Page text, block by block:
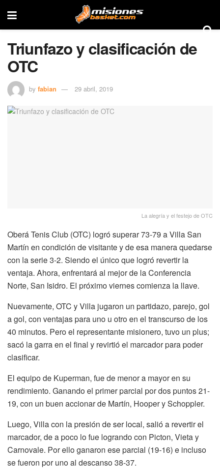
Triunfazo y clasificación de
OTC
by fabian 29 abril, 2019
La alegría y el festejo de OTC
Oberá Tenis Club (OTC) logró superar 73-79 a Villa San
Martín en condición de visitante y de esa manera quedarse
con la serie 3-2. Siendo el único que logró revertir la
ventaja. Ahora, enfrentará al mejor de la Conferencia
Norte, San Isidro. El próximo viernes comienza la llave.
Nuevamente, OTC y Villa jugaron un partidazo, parejo, gol
a gol, con ventajas para uno u otro en el transcurso de los
40 minutos. Pero el representante misionero, tuvo un plus;
sacó la garra en el final y revirtió el marcador para poder
clasificar.
El equipo de Kuperman, fue de menor a mayor en su
rendimiento. Ganando el primer parcial por dos puntos 21-
19, con un buen accionar de Martín, Hooper y Schoppler.
Luego, Villa con la presión de ser local, salió a revertir el
marcador, de a poco lo fue logrando con Picton, Vieta y
Carnovale. Por ello ganaron ese parcial (19-16) e incluso
se fueron por uno al descanso 38-37.